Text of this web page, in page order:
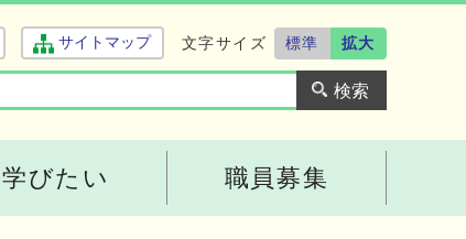
サイトマップ 文字サイズ 標準 拡大
学びたい 職員募集